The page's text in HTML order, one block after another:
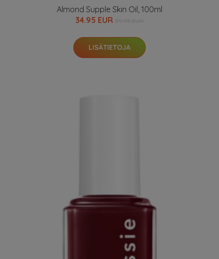
Almond Supple Skin Oil, 100ml
34.95 EUR
LISÄTIETOJA